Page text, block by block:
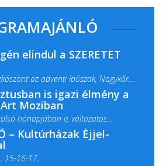
elindul a SZERETET
az adventi időszak, Nagykőrös
ünnepi fénnyel és közös...
is igazi élmény a
Moziban
hónapjában is változatos
családi...
– Kultúrházak Éjjel-
15-16-17.